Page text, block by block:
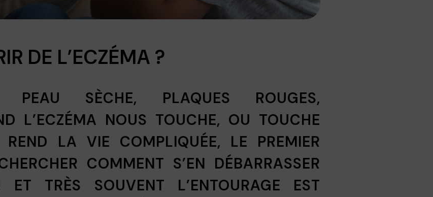
DE L’ECZÉMA ?
PEAU SÈCHE, PLAQUES ROUGES,
L’ECZÉMA NOUS TOUCHE, OU TOUCHE
LA VIE COMPLIQUÉE, LE PREMIER
COMMENT S’EN DÉBARRASSER
ET TRÈS SOUVENT L’ENTOURAGE EST